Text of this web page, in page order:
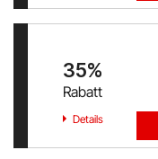
BADER
Bosch
EMP
35%
Rabatt
Details